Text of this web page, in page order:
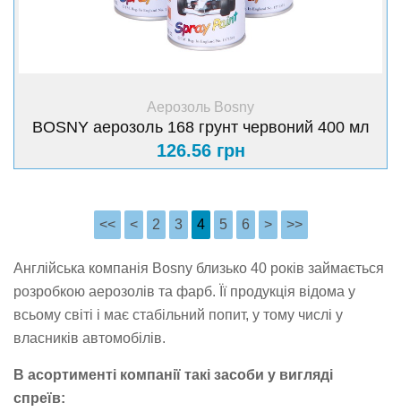
+ Купити
Аерозоль Bosny
BOSNY аерозоль 168 грунт червоний 400 мл
126.56 грн
<< < 2 3 4 5 6 > >>
Англійська компанія Bosny близько 40 років займається
розробкою аерозолів та фарб. Її продукція відома у
всьому світі і має стабільний попит, у тому числі у
власників автомобілів.
В асортименті компанії такі засоби у вигляді
спреїв: